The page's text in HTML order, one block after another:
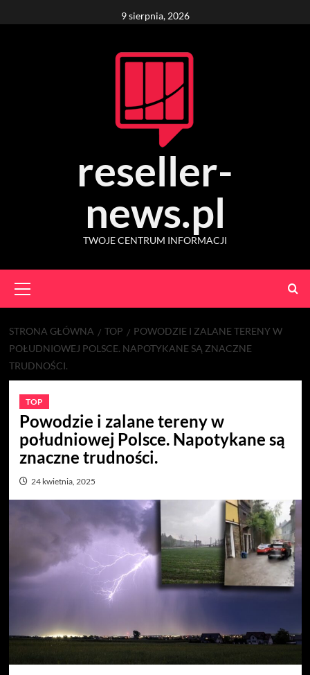
to
9 sierpnia, 2026
reseller-
news.pl
TWOJE CENTRUM INFORMACJI
Menu
STRONA GŁÓWNA TOP
POWODZIE I ZALANE TERENY W
POŁUDNIOWEJ POLSCE. NAPOTYKANE SĄ ZNACZNE
TRUDNOŚCI.
TOP
Powodzie i zalane tereny w
południowej Polsce. Napotykane są
znaczne trudności.
24 kwietnia, 2025